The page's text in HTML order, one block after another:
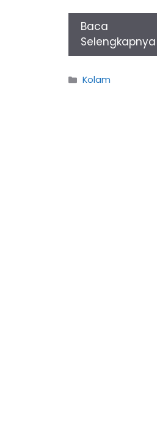
Baca
Selengkapnya
Categories
Kolam